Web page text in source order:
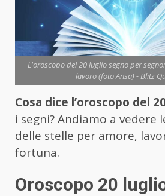
L'oroscopo del 20 luglio segno per
lavoro (foto Ansa) - Blitz
Cosa dice l’oroscopo del
i segni? Andiamo a vedere
delle stelle per amore,
fortuna.
Oroscopo 20